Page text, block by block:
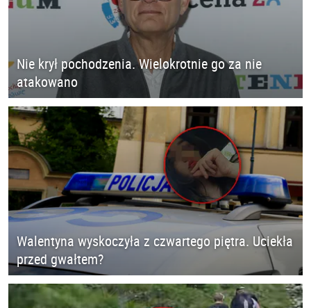
Nie krył pochodzenia. Wielokrotnie go za nie
atakowano
Walentyna wyskoczyła z czwartego piętra. Uciekła
przed gwałtem?